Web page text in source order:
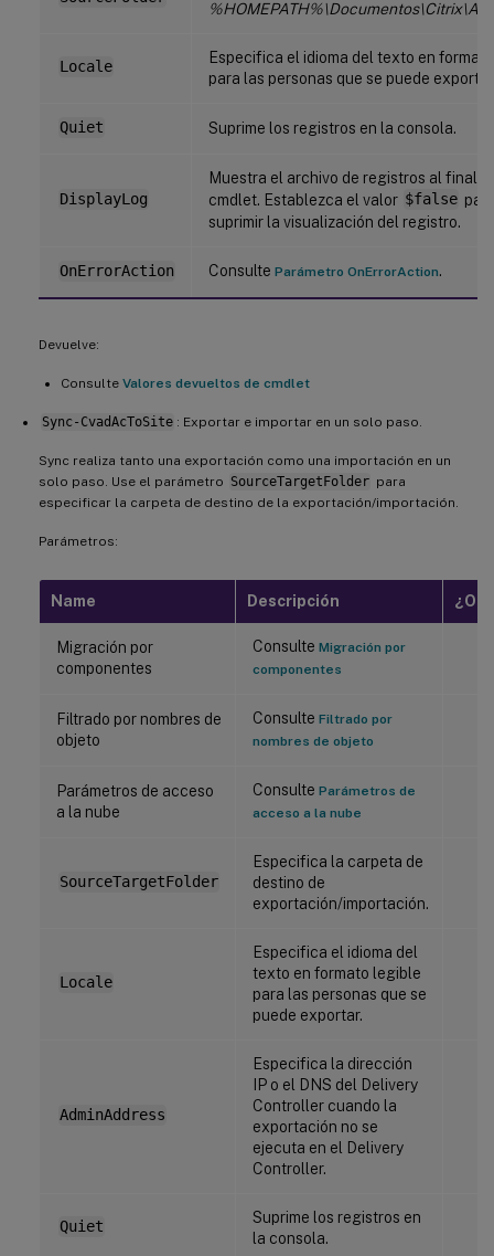
Locale
Especifica el idioma del texto en
para las personas que se puede
Quiet Suprime los registros en la consola.
DisplayLog
Muestra el archivo de registros al
cmdlet. Establezca el valor $false
suprimir la visualización del registro.
OnErrorAction Consulte Parámetro OnErrorAction.
Devuelve:
Consulte Valores devueltos de cmdlet
Sync-CvadAcToSite : Exportar e importar en un solo paso.
Sync realiza tanto una exportación como una importación en un
solo paso. Use el parámetro SourceTargetFolder para
especificar la carpeta de destino de la exportación/importación.
Parámetros:
Name Descripción
Migración por
componentes
Consulte Migración por
componentes
Filtrado por nombres de
objeto
Consulte Filtrado por
nombres de objeto
Parámetros de acceso
a la nube
Consulte Parámetros de
acceso a la nube
SourceTargetFolder
Especifica la carpeta de
destino de
exportación/importación.
Locale
Especifica el idioma del
texto en formato legible
para las personas que se
puede exportar.
AdminAddress
Especifica la dirección
IP o el DNS del Delivery
Controller cuando la
exportación no se
ejecuta en el Delivery
Controller.
Quiet
Suprime los registros en
la consola.